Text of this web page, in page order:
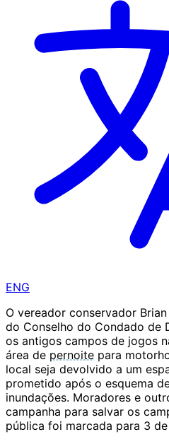
ENG
O vereador conservador
do Conselho do Condado de
os antigos campos de jogos
área de pernoite para
local seja devolvido a um
prometido após o esquema
inundações. Moradores e
campanha para salvar os
pública foi marcada para 3 de